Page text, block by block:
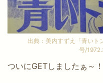
出典：美内すずえ「青いト
号/
ついにGETしましたぁ～！